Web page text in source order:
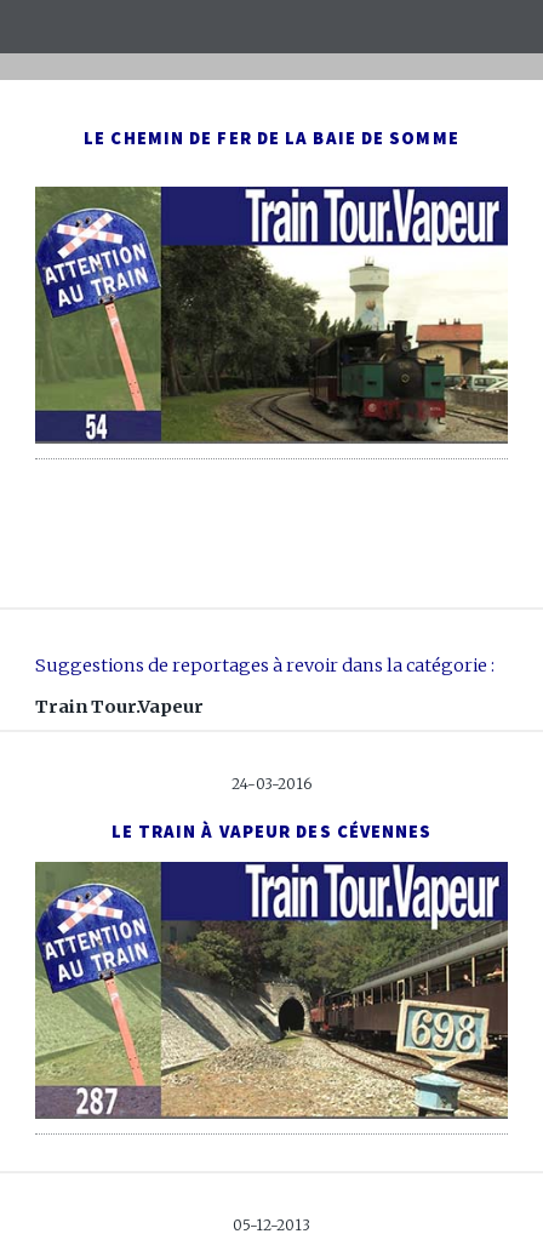
LE CHEMIN DE FER DE LA BAIE DE SOMME
Suggestions de reportages à revoir dans la catégorie :
Train Tour.Vapeur
24-03-2016
LE TRAIN À VAPEUR DES CÉVENNES
05-12-2013